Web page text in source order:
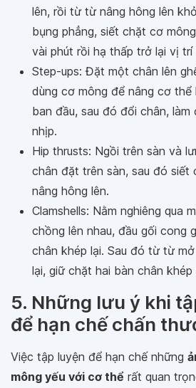
lên, rồi từ từ nâng hông lên
bụng phẳng, siết chặt cơ
vài phút rồi hạ thấp trở lại vị trí
Step-ups: Đặt một chân lên
dùng cơ mông để nâng cơ
ban đầu, sau đó đổi chân, làm
nhịp.
Hip thrusts: Ngồi trên sàn và
chân đặt trên sàn, sau đó siết
nâng hông lên.
Clamshells: Nằm nghiêng qua
chồng lên nhau, đầu gối cong
chân khép lại. Sau đó từ từ
lại, giữ chặt hai bàn chân khép
5. Những lưu ý khi
để hạn chế chấn
Việc tập luyện để hạn chế những
mông yếu với cơ thể rất quan